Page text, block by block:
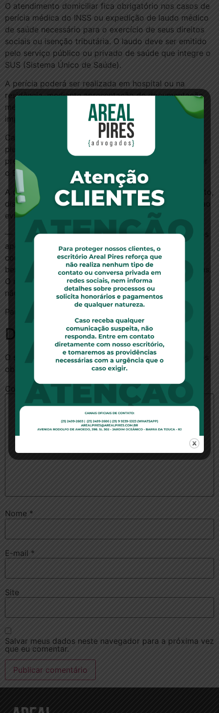
O atendimento domiciliar fica obrigatório nos casos de
perícia médica do INSS ou expedição de laudo médico
de saúde necessário para o exercício de seus direitos
sociais ou isenção tributária. O laudo deve ser emitido
pelo serviço público ou privado de saúde que integre o
SUS (Sistema Único de Saúde).
A perícia poderá ser realizada em hospital ou na
residência, mediante apresentação de documentação
médica que comprove a internação ou a
impossibilidade de locomoção.
Caso não receba nenhum pedido de apreciação em
plenário, a matéria, seguirá direto para sanção da
presidente Dilma Rousseff. Se for aprovada, vai alterar
o Estatuto do Idoso.
A deputada Rebecca Garcia (PP-AM), autora do projeto,
disse que seu objetivo é preservar a saúde do idoso ao
evitar o seu deslocamento a órgãos públicos.
— Houve o lamentável caso em que o INSS obrigou os
aposentados, num curto período de tempo, a
comparecer pessoalmente para recadastramento dos
benefícios. Todos eles, com a formação de longas filas.
O recadastramento deve ser feito em condições que
não prejudiquem os aposentados — disse ela.
Para ler essa matéria no site O Globo,
Deixe um comentário
O seu endereço de e-mail não será publicado.
obrigatórios são marcados com*
Comentário *
Nome *
E-mail *
Site
Salvar meus dados neste navegador para a próxima vez
que eu comentar.